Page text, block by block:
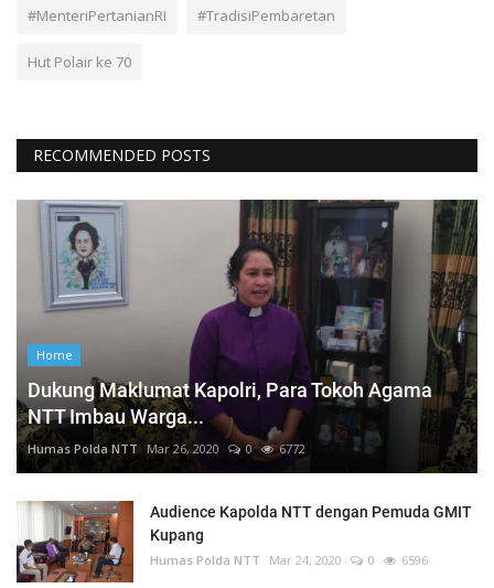
#MenteriPertanianRI #TradisiPembaretan
Hut Polair ke 70
RECOMMENDED POSTS
Home
Dukung Maklumat Kapolri, Para Tokoh Agama
NTT Imbau Warga...
Humas Polda NTT Mar 26, 2020 0 6772
Audience Kapolda NTT dengan Pemuda GMIT
Kupang
Humas Polda NTT Mar 24, 2020 0 6596